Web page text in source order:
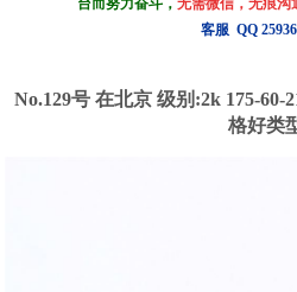
客服 QQ
No.129号 在北京 级别:2k 175-60-
格好类